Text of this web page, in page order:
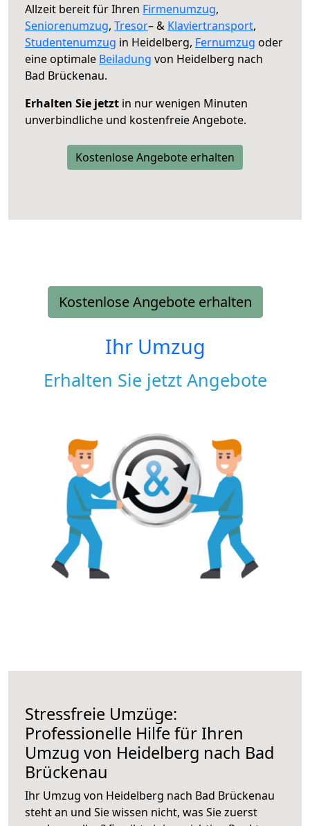
Allzeit bereit für Ihren Firmenumzug,
Seniorenumzug, Tresor– & Klaviertransport,
Studentenumzug in Heidelberg, Fernumzug oder
eine optimale Beiladung von Heidelberg nach
Bad Brückenau.
Erhalten Sie jetzt in nur wenigen Minuten
unverbindliche und kostenfreie Angebote.
Kostenlose Angebote erhalten
Kostenlose Angebote erhalten
Ihr Umzug
Erhalten Sie jetzt Angebote
Stressfreie Umzüge:
Professionelle Hilfe für Ihren
Umzug von Heidelberg nach Bad
Brückenau
Ihr Umzug von Heidelberg nach Bad Brückenau
steht an und Sie wissen nicht, was Sie zuerst